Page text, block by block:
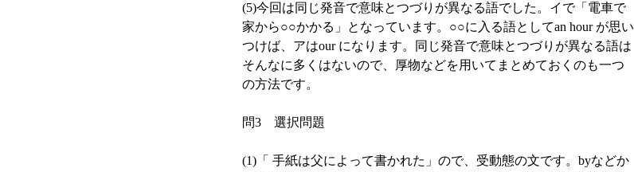
(5)今回は同じ発音で意味とつづりが異なる語でした。イで「電車で
家から○○かかる」となっています。○○に入る語としてan hour が思い
つけば、アはour になります。同じ発音で意味とつづりが異なる語は
そんなに多くはないので、厚物などを用いてまとめておくのも一つ
の方法です。
問3 選択問題
(1)「 手紙は父によって書かれた」ので、受動態の文です。byなどか